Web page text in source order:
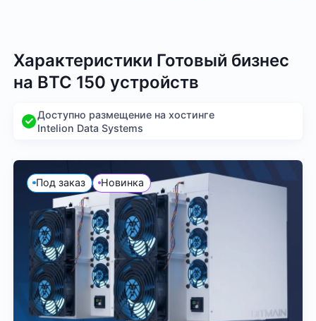
Характеристики Готовый бизнес
на BTC 150 устройств
Доступно размещение на хостинге
Intelion Data Systems
Под заказ Новинка